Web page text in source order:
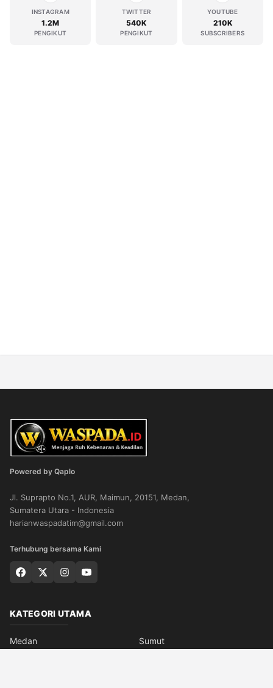
INSTAGRAM
1.2M
PENGIKUT
TWITTER
540K
PENGIKUT
YOUTUBE
210K
SUBSCRIBERS
Powered by Qaplo
Jl. Suprapto No.1, AUR, Maimun, 20151, Medan,
Sumatera Utara - Indonesia
harianwaspadatim@gmail.com
Terhubung bersama Kami
KATEGORI UTAMA
Medan
Sumut